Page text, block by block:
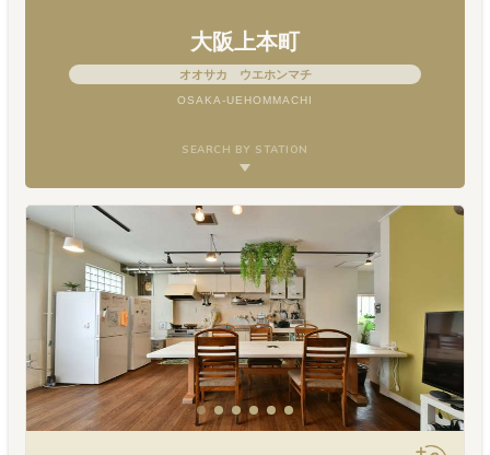
大阪上本町
オオサカ ウエホンマチ
OSAKA-UEHOMMACHI
SEARCH BY STATION